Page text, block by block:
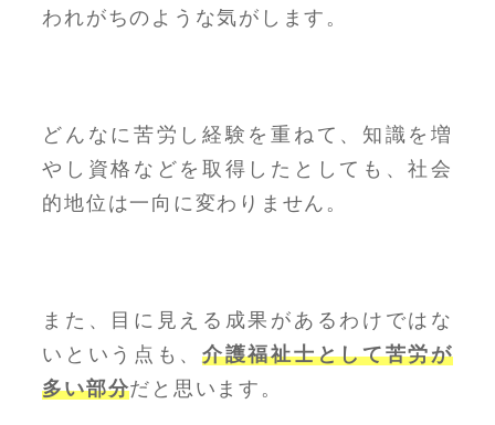
われがちのような気がします。
どんなに苦労し経験を重ねて、知識を増
やし資格などを取得したとしても、社会
的地位は一向に変わりません。
また、目に見える成果があるわけではな
いという点も、介護福祉士として苦労が
多い部分だと思います。